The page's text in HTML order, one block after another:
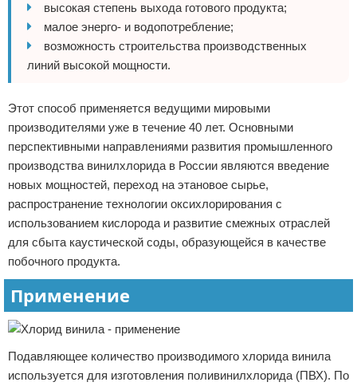
высокая степень выхода готового продукта;
малое энерго- и водопотребление;
возможность строительства производственных
линий высокой мощности.
Этот способ применяется ведущими мировыми
производителями уже в течение 40 лет. Основными
перспективными направлениями развития промышленного
производства винилхлорида в России являются введение
новых мощностей, переход на этановое сырье,
распространение технологии оксихлорирования с
использованием кислорода и развитие смежных отраслей
для сбыта каустической соды, образующейся в качестве
побочного продукта.
Применение
Подавляющее количество производимого хлорида винила
используется для изготовления поливинилхлорида (ПВХ). По